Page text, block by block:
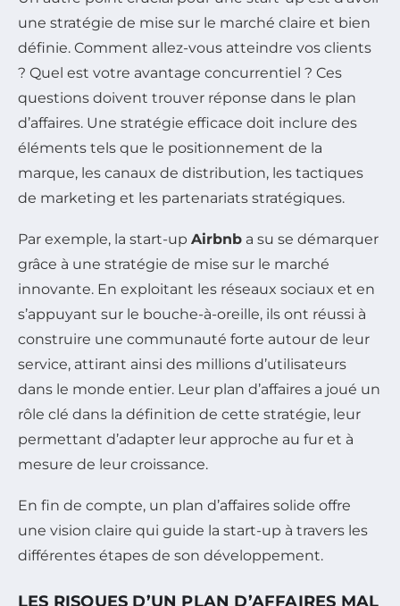
une stratégie de mise sur le marché claire et bien
définie. Comment allez-vous atteindre vos clients
? Quel est votre avantage concurrentiel ? Ces
questions doivent trouver réponse dans le plan
d’affaires. Une stratégie efficace doit inclure des
éléments tels que le positionnement de la
marque, les canaux de distribution, les tactiques
de marketing et les partenariats stratégiques.
Par exemple, la start-up Airbnb a su se démarquer
grâce à une stratégie de mise sur le marché
innovante. En exploitant les réseaux sociaux et en
s’appuyant sur le bouche-à-oreille, ils ont réussi à
construire une communauté forte autour de leur
service, attirant ainsi des millions d’utilisateurs
dans le monde entier. Leur plan d’affaires a joué un
rôle clé dans la définition de cette stratégie, leur
permettant d’adapter leur approche au fur et à
mesure de leur croissance.
En fin de compte, un plan d’affaires solide offre
une vision claire qui guide la start-up à travers les
différentes étapes de son développement.
LES RISQUES D’UN PLAN D’AFFAIRES MAL